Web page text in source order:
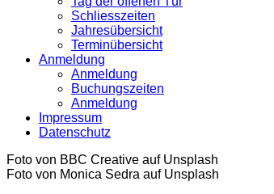
Schliesszeiten
Jahresübersicht
Terminübersicht
Anmeldung
Anmeldung
Buchungszeiten
Anmeldung
Impressum
Datenschutz
Foto von BBC Creative auf Unsplash
Foto von Monica Sedra auf Unsplash